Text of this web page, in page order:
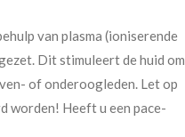
van plasma (ioniserende
Dit stimuleert de huid om
of onderoogleden. Let op
worden! Heeft u een pace-